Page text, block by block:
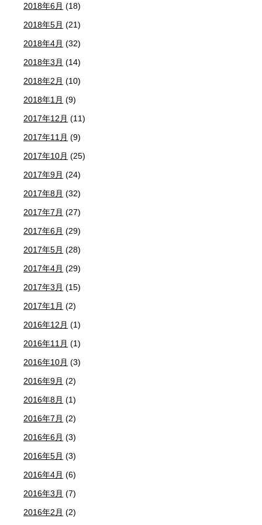
2018年6月 (18)
2018年5月 (21)
2018年4月 (32)
2018年3月 (14)
2018年2月 (10)
2018年1月 (9)
2017年12月 (11)
2017年11月 (9)
2017年10月 (25)
2017年9月 (24)
2017年8月 (32)
2017年7月 (27)
2017年6月 (29)
2017年5月 (28)
2017年4月 (29)
2017年3月 (15)
2017年1月 (2)
2016年12月 (1)
2016年11月 (1)
2016年10月 (3)
2016年9月 (2)
2016年8月 (1)
2016年7月 (2)
2016年6月 (3)
2016年5月 (3)
2016年4月 (6)
2016年3月 (7)
2016年2月 (2)